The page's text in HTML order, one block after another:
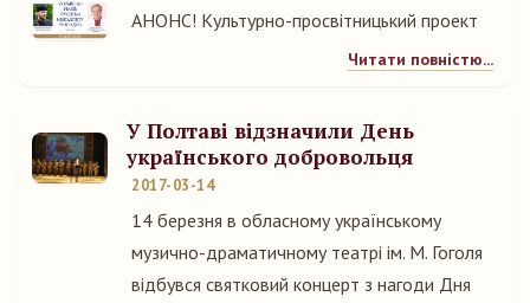
АНОНС! Культурно-просвітницький проект
Читати повністю...
У Полтаві відзначили День
українського добровольця
2017-03-14
14 березня в обласному українському
музично-драматичному театрі ім. М. Гоголя
відбувся святковий концерт з нагоди Дня